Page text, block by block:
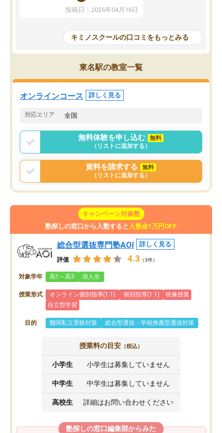
を詰め込むのではなく、自学自習の習
慣が身につくよう並走してくれるの
はなくなりました。
講師の方との距離も近く、親身なコー
チングのおかげで、停滞期もモチベー
ションを維持できました。「やらされ
る勉強」から「目標のための勉強」へ
意識が変わったことが、目標校への合
投稿日：2026年04月16日
の仕方をコーチングして
ルなので、家での学習習
身につきました。結果と
た。自分から学ぶ姿勢を
キミノスクールの口コミをもっとみる
東名駅の教室一覧
オンラインコース 詳しく見る
対応エリア 全国
無料体験を申し込む
無料
（リストに追加する）
資料を請求する
無料
（リストに追加する）
キャンペーン対象塾
塾探しの窓口から入塾すると 入塾金1万円OFF
総合型選抜専門塾AOI 詳しく見る
評価 4.3 （3件）
対象学年 高1～高3 浪人生
授業形式 オンライン個別指導(1:1) 個別指導(1:1)
映像授業
自立型学習
目的 難関私立受験対策 総合型選抜・学校推薦型選抜対策
授業料の目安 （税込）
小学生 小学生は募集していません
中学生 中学生は募集していません
高校生 詳細はお問い合わせください
塾探しの窓口編集部からみた